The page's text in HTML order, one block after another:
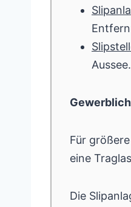
Aussee.
Für
eine
Die